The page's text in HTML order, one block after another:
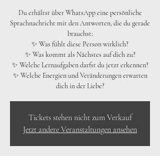
Du erhältst über WhatsApp eine persönliche
Sprachnachricht mit den Antworten, die du gerade
brauchst:
✨ Was fühlt diese Person wirklich?
✨ Was kommt als Nächstes auf dich zu?
✨ Welche Lernaufgaben darfst du jetzt erkennen?
✨ Welche Energien und Veränderungen erwarten
dich in der Liebe?
Tickets stehen nicht zum Verkauf
Jetzt andere Veranstaltungen ansehen